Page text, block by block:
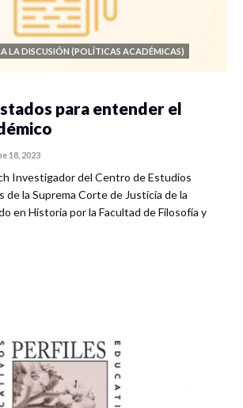
LA DISCUSIÓN (POLÍTICAS ACADÉMICAS)
para entender el
18, 2023
Investigador del Centro de Estudios
la Suprema Corte de Justicia de la
en Historia por la Facultad de Filosofía y